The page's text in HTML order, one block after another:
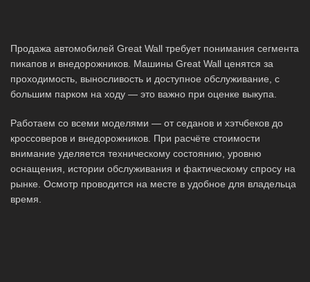
Продажа автомобилей Great Wall требует понимания сегмента
пикапов и внедорожников. Машины Great Wall ценятся за
проходимость, выносливость и доступное обслуживание, с
большим парком на ходу — это важно при оценке выкупа.
Работаем со всеми моделями — от седанов и хэтчбеков до
кроссоверов и внедорожников. При расчёте стоимости
внимание уделяется техническому состоянию, уровню
оснащения, истории обслуживания и фактическому спросу на
рынке. Осмотр проводится на месте в удобное для владельца
время.